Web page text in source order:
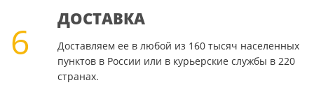
6
ДОСТАВКА
Доставляем ее в любой из 160 тысяч населенных
пунктов в России или в курьерские службы в 220
странах.